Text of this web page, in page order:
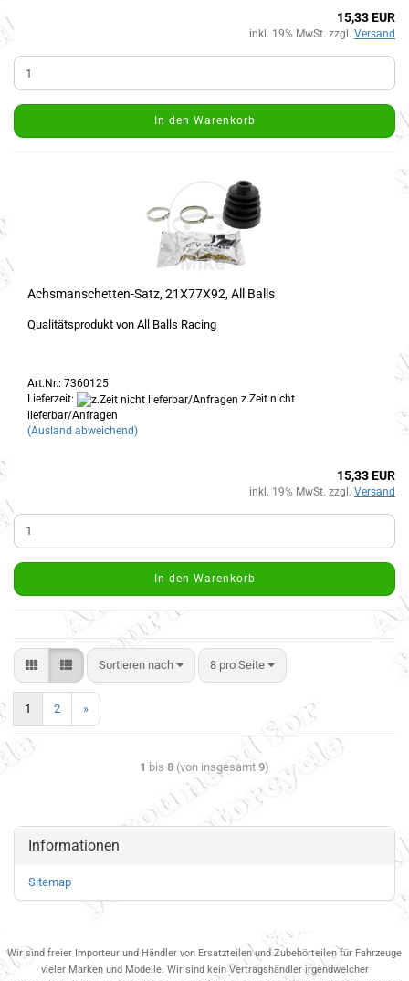
15,33 EUR
inkl. 19% MwSt. zzgl. Versand
In den Warenkorb
Achsmanschetten-Satz, 21X77X92, All Balls
Qualitätsprodukt von All Balls Racing
Art.Nr.: 7360125
Lieferzeit:
z.Zeit nicht
lieferbar/Anfragen
(Ausland abweichend)
15,33 EUR
inkl. 19% MwSt. zzgl. Versand
In den Warenkorb
Sortieren nach 8 pro Seite
1 2 »
1 bis 8 (von insgesamt 9)
Informationen
Sitemap
Wir sind freier Importeur und Händler von Ersatzteilen und Zubehörteilen für Fahrzeuge
vieler Marken und Modelle. Wir sind kein Vertragshändler irgendwelcher